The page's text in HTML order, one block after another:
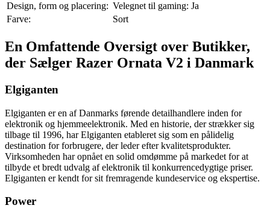
Design, form og placering: Velegnet til gaming: Ja
Farve:
Sort
En Omfattende Oversigt over Butikker,
der Sælger Razer Ornata V2 i Danmark
Elgiganten
Elgiganten er en af Danmarks førende detailhandlere inden for
elektronik og hjemmeelektronik. Med en historie, der strækker sig
tilbage til 1996, har Elgiganten etableret sig som en pålidelig
destination for forbrugere, der leder efter kvalitetsprodukter.
Virksomheden har opnået en solid omdømme på markedet for at
tilbyde et bredt udvalg af elektronik til konkurrencedygtige priser.
Elgiganten er kendt for sit fremragende kundeservice og ekspertise.
Power